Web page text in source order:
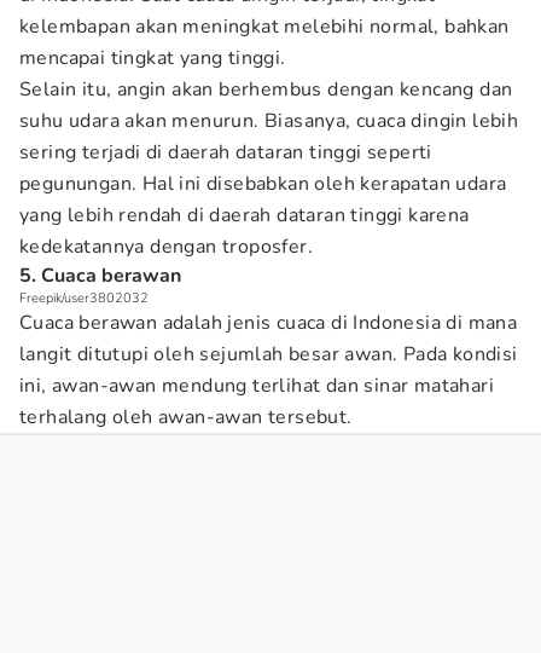
kelembapan akan meningkat melebihi normal, bahkan
mencapai tingkat yang tinggi.
Selain itu, angin akan berhembus dengan kencang dan
suhu udara akan menurun. Biasanya, cuaca dingin lebih
sering terjadi di daerah dataran tinggi seperti
pegunungan. Hal ini disebabkan oleh kerapatan udara
yang lebih rendah di daerah dataran tinggi karena
kedekatannya dengan troposfer.
5. Cuaca berawan
Freepik/user3802032
Cuaca berawan adalah jenis cuaca di Indonesia di mana
langit ditutupi oleh sejumlah besar awan. Pada kondisi
ini, awan-awan mendung terlihat dan sinar matahari
terhalang oleh awan-awan tersebut.